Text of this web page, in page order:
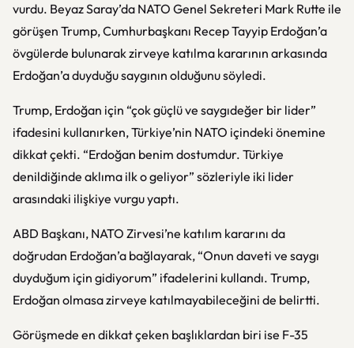
vurdu. Beyaz Saray’da NATO Genel Sekreteri Mark Rutte ile
görüşen Trump, Cumhurbaşkanı Recep Tayyip Erdoğan’a
övgülerde bulunarak zirveye katılma kararının arkasında
Erdoğan’a duyduğu saygının olduğunu söyledi.
Trump, Erdoğan için “çok güçlü ve saygıdeğer bir lider”
ifadesini kullanırken, Türkiye’nin NATO içindeki önemine
dikkat çekti. “Erdoğan benim dostumdur. Türkiye
denildiğinde aklıma ilk o geliyor” sözleriyle iki lider
arasındaki ilişkiye vurgu yaptı.
ABD Başkanı, NATO Zirvesi’ne katılım kararını da
doğrudan Erdoğan’a bağlayarak, “Onun daveti ve saygı
duyduğum için gidiyorum” ifadelerini kullandı. Trump,
Erdoğan olmasa zirveye katılmayabileceğini de belirtti.
Görüşmede en dikkat çeken başlıklardan biri ise F-35